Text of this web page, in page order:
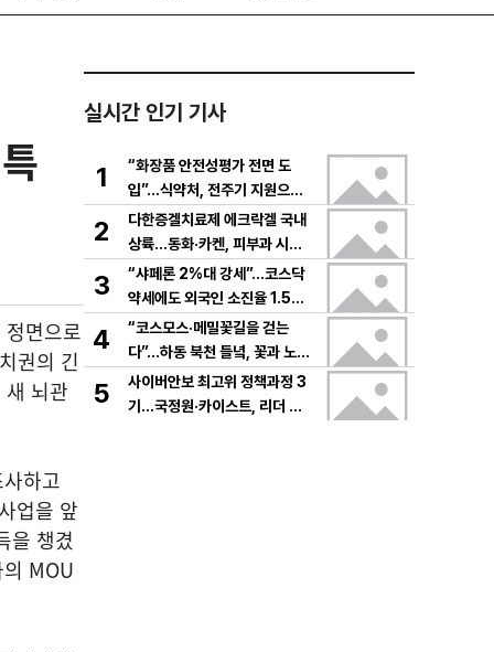
면으로
권의 긴
뇌관
하고
업을 앞
을 챙겼
MOU
실시간 인기 기사
1
“화장품 안전성평가 전면 도
입”…식약처, 전주기 지원으로
K뷰티 고도화
2
다한증겔치료제 에크락겔 국내
상륙…동화·카켄, 피부과 시장
공략
3
“샤페론 2%대 강세”…코스닥
약세에도 외국인 소진율 1.5
9% 기록
4
“코스모스·메밀꽃길을 걷는
다”…하동 북천 들녘, 꽃과 노래
로 물드는 가을의 하루
5
사이버안보 최고위 정책과정 3
기…국정원·카이스트, 리더 안